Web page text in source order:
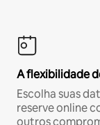
A flexibilidade
Escolha suas
reserve online